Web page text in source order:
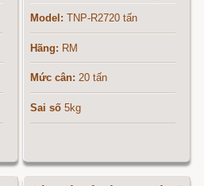
Model: TNP-R2720 tấn
Hãng: RM
Mức cân: 20 tấn
Sai số 5kg